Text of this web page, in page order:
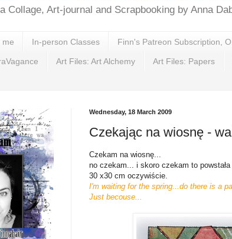
Collage, Art-journal and Scrapbooking by Anna
me In-person Classes Finn's Patreon Subscription,
Art Files: Art Alchemy Art Files: Papers
Wednesday, 18 March 2009
Czekając na wiosnę -
Czekam na wiosnę...
no czekam... i skoro czekam to
30 x30 cm oczywiście.
I'm waiting for the spring...do there is a
Just becouse...